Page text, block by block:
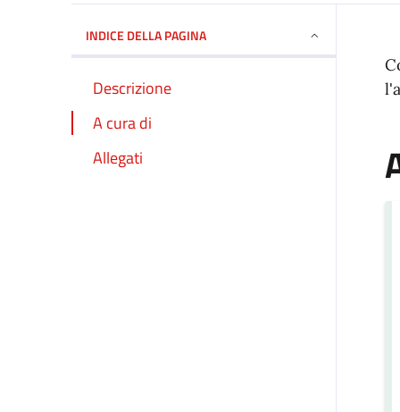
INDICE DELLA PAGINA
Descrizione
A cura di
Allegati